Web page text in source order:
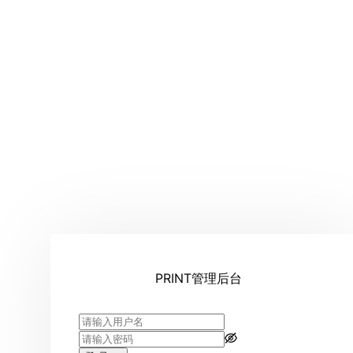
PRINT管理后台